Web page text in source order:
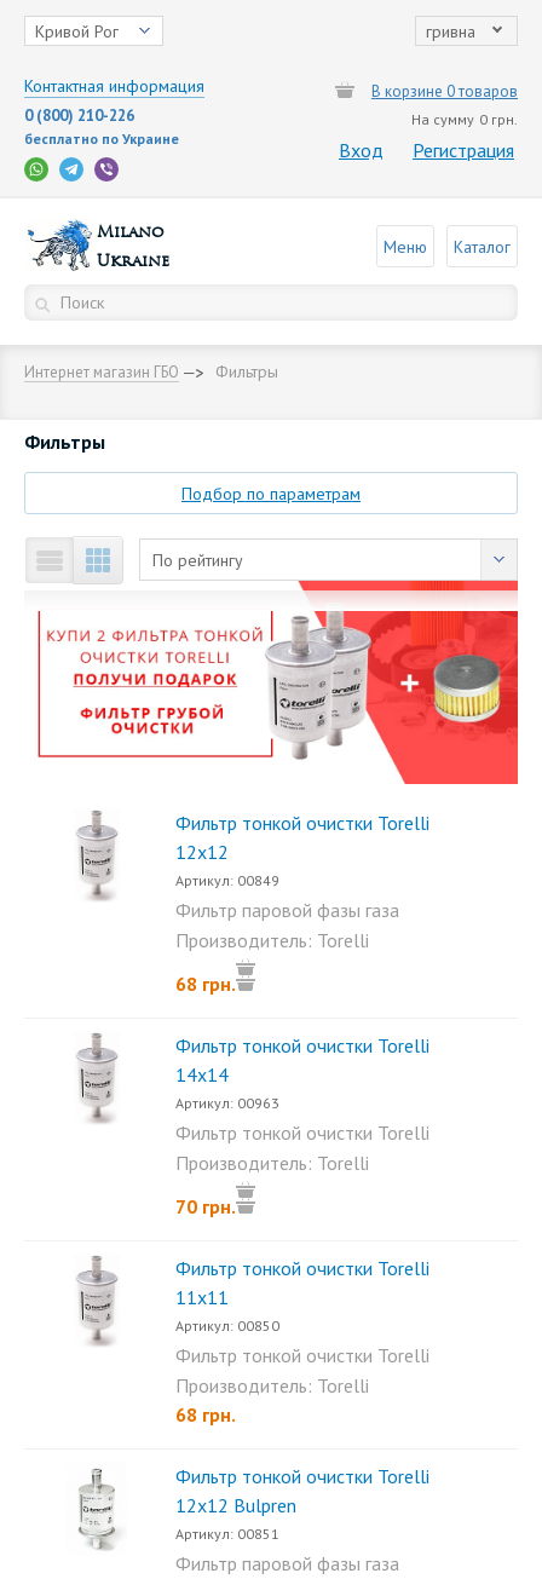
Кривой Рог гривна
Контактная информация
0 (800) 210-226
бесплатно по Украине
В корзине 0 товаров
На сумму 0 грн.
Вход Регистрация
Milano
Ukraine
Меню Каталог
Интернет магазин ГБО Фильтры
Фильтры
Подбор по параметрам
По рейтингу
Фильтр тонкой очистки Torelli
12х12
Артикул: 00849
Фильтр паровой фазы газа
Torelli 12х12 с бумажным...
Производитель: Torelli
68 грн.
Фильтр тонкой очистки Torelli
14х14
Артикул: 00963
Фильтр тонкой очистки Torelli
14х14. Имеет 1 вход 1...
Производитель: Torelli
70 грн.
Фильтр тонкой очистки Torelli
11х11
Артикул: 00850
Фильтр тонкой очистки Torelli
11х11 с бумажным...
Производитель: Torelli
68 грн.
Фильтр тонкой очистки Torelli
12х12 Bulpren
Артикул: 00851
Фильтр паровой фазы газа